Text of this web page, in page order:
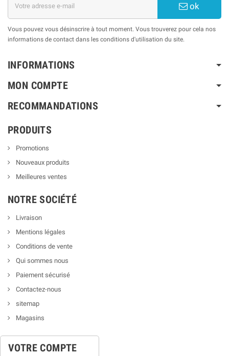
ok
Vous pouvez vous désinscrire à tout moment. Vous trouverez pour cela nos
informations de contact dans les conditions d'utilisation du site.
INFORMATIONS
MON COMPTE
RECOMMANDATIONS
PRODUITS
Promotions
Nouveaux produits
Meilleures ventes
NOTRE SOCIÉTÉ
Livraison
Mentions légales
Conditions de vente
Qui sommes nous
Paiement sécurisé
Contactez-nous
sitemap
Magasins
VOTRE COMPTE